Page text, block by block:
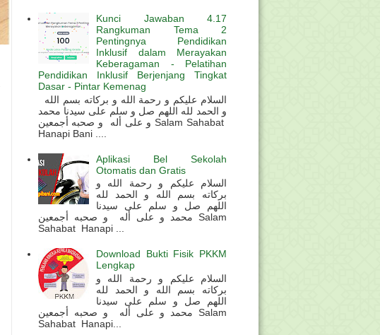
Kunci Jawaban 4.17
Rangkuman Tema 2
Pentingnya Pendidikan
Inklusif dalam Merayakan
Keberagaman - Pelatihan
Pendidikan Inklusif Berjenjang Tingkat
Dasar - Pintar Kemenag
و الحمد لله اللهم صل و سلم على سيدنا محمد
و على أله و صحبه أجمعين Salam Sahabat
Hanapi Bani ....
Aplikasi Bel Sekolah
Otomatis dan Gratis
السلام عليكم و رحمة الله و
بركاته بسم الله و الحمد لله
اللهم صل و سلم على سيدنا
محمد و على أله و صحبه أجمعين Salam
Sahabat Hanapi ...
Download Bukti Fisik PKKM
Lengkap
السلام عليكم و رحمة الله و
بركاته بسم الله و الحمد لله
اللهم صل و سلم على سيدنا
محمد و على أله و صحبه أجمعين Salam
Sahabat Hanapi...